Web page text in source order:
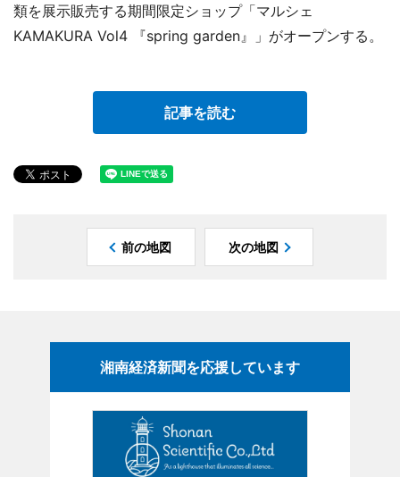
類を展示販売する期間限定ショップ「マルシェ
KAMAKURA Vol4 『spring garden』」がオープンする。
記事を読む
前の地図 次の地図
湘南経済新聞を応援しています